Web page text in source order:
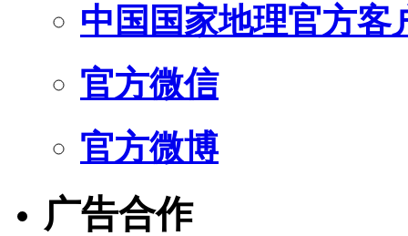
中国国家地理官方客
官方微信
官方微博
广告合作